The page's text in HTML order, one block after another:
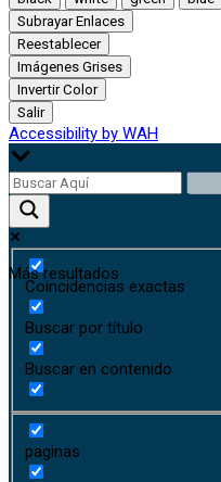
Subrayar Enlaces
Reestablecer
Imágenes Grises
Invertir Color
Salir
Accessibility by WAH
Más resultados
Coincidencias exactas
Buscar por título
Buscar en contenido
paginas